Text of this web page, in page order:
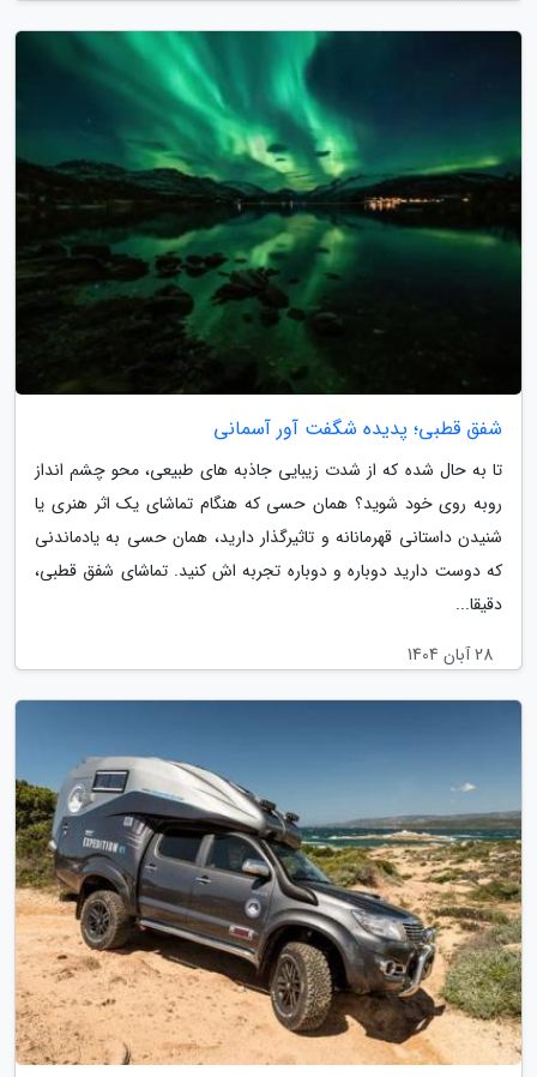
شفق قطبی؛ پدیده شگفت آور آسمانی
تا به حال شده که از شدت زیبایی جاذبه های طبیعی، محو چشم انداز
روبه روی خود شوید؟ همان حسی که هنگام تماشای یک اثر هنری یا
شنیدن داستانی قهرمانانه و تاثیرگذار دارید، همان حسی به یادماندنی
که دوست دارید دوباره و دوباره تجربه اش کنید. تماشای شفق قطبی،
دقیقا...
28 آبان 1404